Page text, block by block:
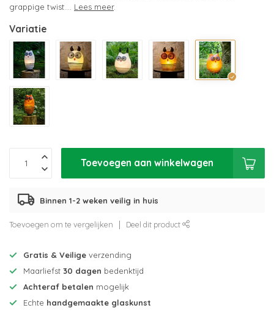
grappige twist.... Lees meer.
Variatie
Toevoegen aan winkelwagen
Binnen 1-2 weken veilig in huis
Toevoegen om te vergelijken Deel dit product
Gratis & Veilige verzending
Maarliefst 30 dagen bedenktijd
Achteraf betalen mogelijk
Echte handgemaakte glaskunst